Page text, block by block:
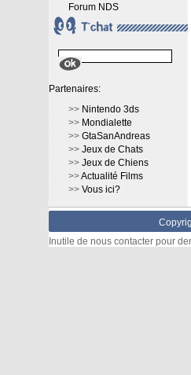
Forum NDS
Partenaires:
>> Nintendo 3ds
>> Mondialette
>> GtaSanAndreas
>> Jeux de Chats
>> Jeux de Chiens
>>Actualité Films
>> Vous ici?
Inutile de nous contacter pour